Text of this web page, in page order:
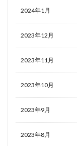
2024年1月
2023年12月
2023年11月
2023年10月
2023年9月
2023年8月